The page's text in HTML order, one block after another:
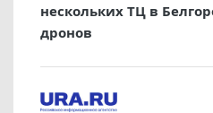
нескольких ТЦ в
дронов